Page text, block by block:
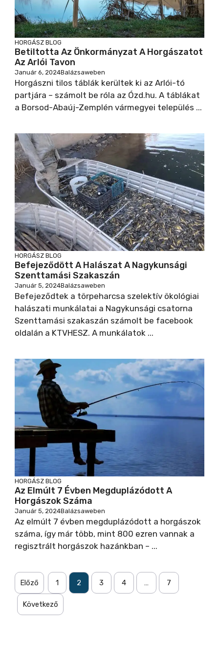
HORGÁSZ BLOG
Betiltotta Az Önkormányzat A Horgászatot
Az Arlói Tavon
Január 6, 2024Balázsaweben
Horgászni tilos táblák kerültek ki az Arlói-tó
partjára – számolt be róla az Ózd.hu. A táblákat
a Borsod-Abaúj-Zemplén vármegyei település ...
HORGÁSZ BLOG
Befejeződött A Halászat A Nagykunsági
Szenttamási Szakaszán
Január 5, 2024Balázsaweben
Befejeződtek a törpeharcsa szelektív ökológiai
halászati munkálatai a Nagykunsági csatorna
Szenttamási szakaszán számolt be facebook
oldalán a KTVHESZ. A munkálatok ...
HORGÁSZ BLOG
Az Elmúlt 7 Évben Megduplázódott A
Horgászok Száma
Január 5, 2024Balázsaweben
Az elmúlt 7 évben megduplázódott a horgászok
száma, így már több, mint 800 ezren vannak a
regisztrált horgászok hazánkban – ...
Előző 1 2 3 4 … 7
Következő